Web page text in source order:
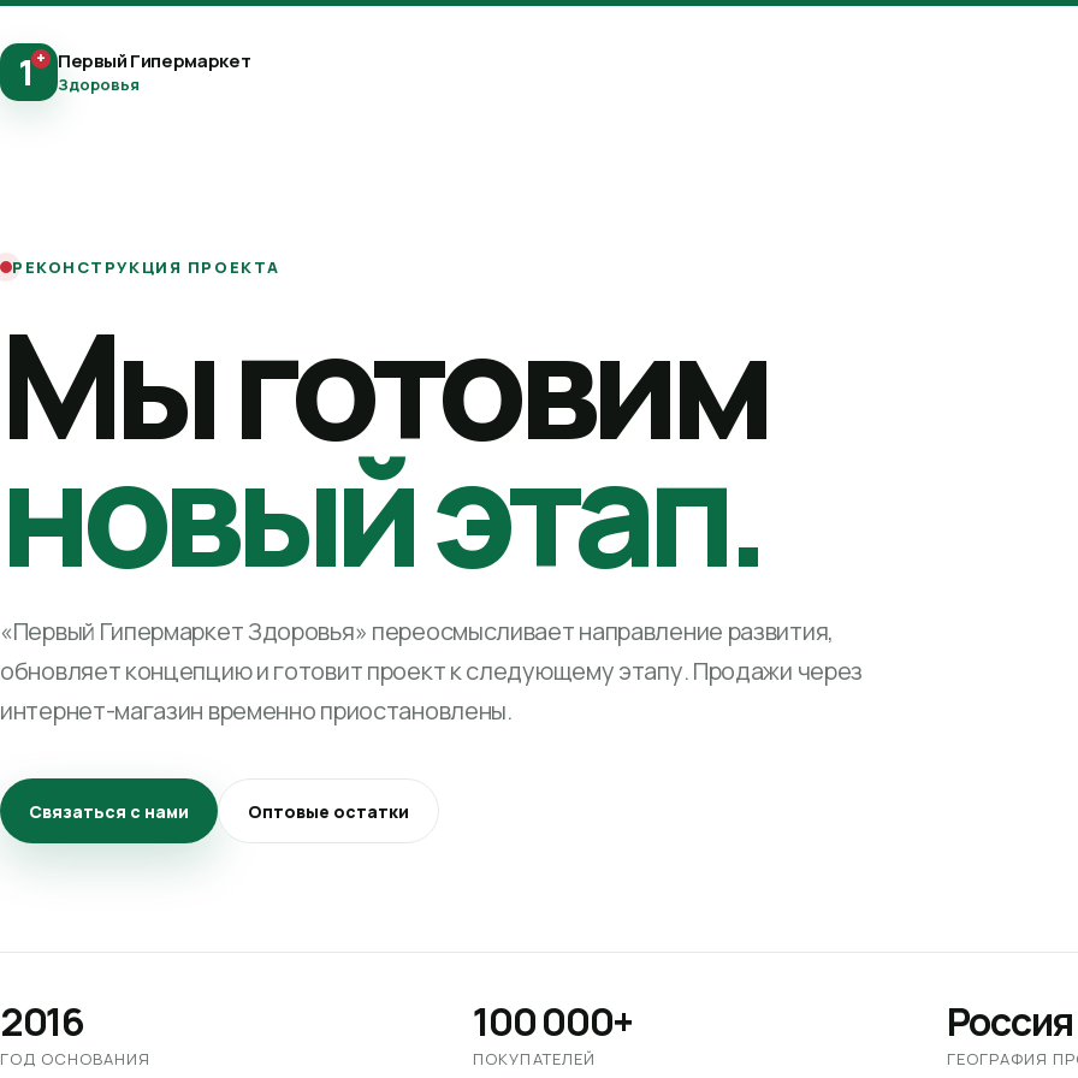
1+ Первый Гипермаркет
Здоровья
РЕКОНСТРУКЦИЯ ПРОЕКТА
Мы готовим
новый этап.
«Первый Гипермаркет Здоровья» переосмысливает направление развития,
обновляет концепцию и готовит проект к следующему этапу. Продажи через
интернет-магазин временно приостановлены.
Связаться с нами Оптовые остатки
2016
ГОД ОСНОВАНИЯ
100 000+
ПОКУПАТЕЛЕЙ
Россия
ГЕОГРАФИЯ